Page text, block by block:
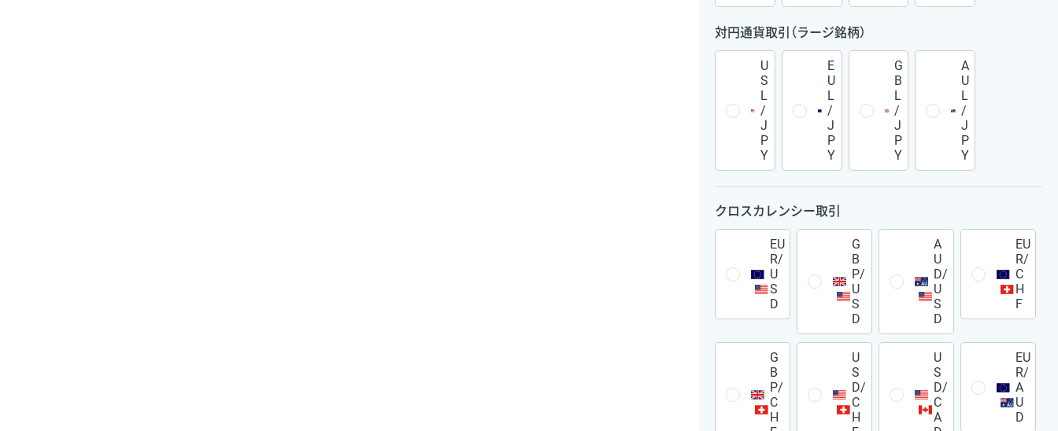
対円通貨取引（ラージ銘柄）
U
S
L
/
J
P
Y
E
U
L
/
J
P
Y
G
B
L
/
J
P
Y
A
U
L
/
J
P
Y
クロスカレンシー取引
EU
R/
U
S
D
G
B
P/
U
S
D
A
U
D/
U
S
D
EU
R/
C
H
F
G
B
P/
C
H
U
S
D/
C
H
U
S
D/
C
A
EU
R/
A
U
D